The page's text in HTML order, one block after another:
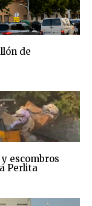
de
escombros
Perlita